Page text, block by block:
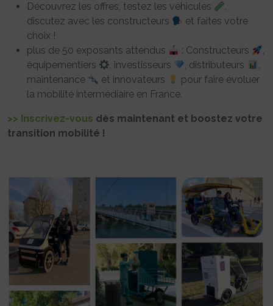
Découvrez les offres, testez les véhicules
,
discutez avec les constructeurs
et faites votre
choix !
plus de 50 exposants attendus
: Constructeurs
,
équipementiers
, investisseurs , distributeurs
,
maintenance
et innovateurs
pour faire évoluer
la mobilité intermédiaire en France.
>> Inscrivez-vous dès maintenant et boostez votre
transition mobilité !